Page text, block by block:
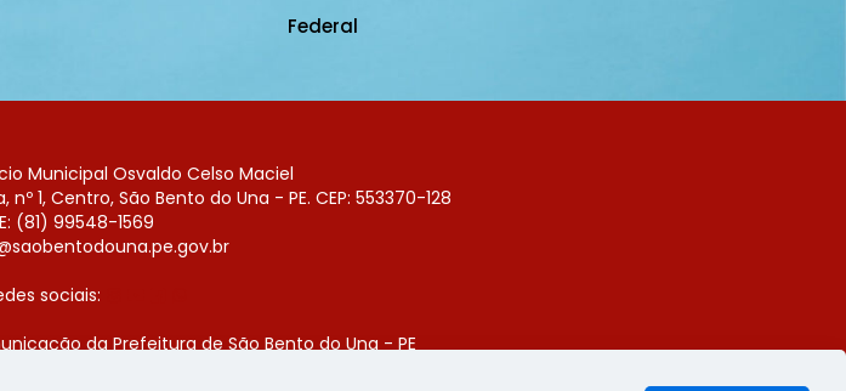
Federal
Municipal Osvaldo Celso Maciel
nº 1, Centro, São Bento do Una - PE. CEP: 553370-128
(81) 99548-1569
sociais:
da Prefeitura de São Bento do Una - PE